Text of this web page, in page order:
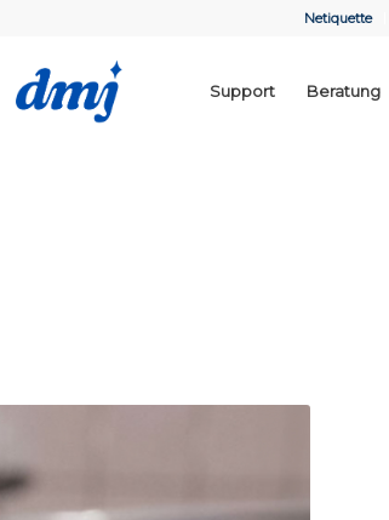
Netiquette
Support Beratung